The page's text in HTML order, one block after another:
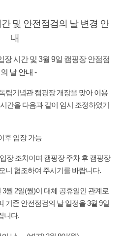
및 안전점검의 날 변경 안
내
장 시간 및 3월 9일 캠핑장 안점점
날 안내 -
립기념관 캠핑장 개장을 맞아 이용
간을 다음과 같이 임시 조정하였기
후 입장 가능
장 조치이며 캠핑장 주차 후 캠핑장
니 협조하여 주시기를 바랍니다.
3월 2일(월)이 대체 공휴일인 관계로
기존 안전점검의 날 일정을 3월 9일
니다.